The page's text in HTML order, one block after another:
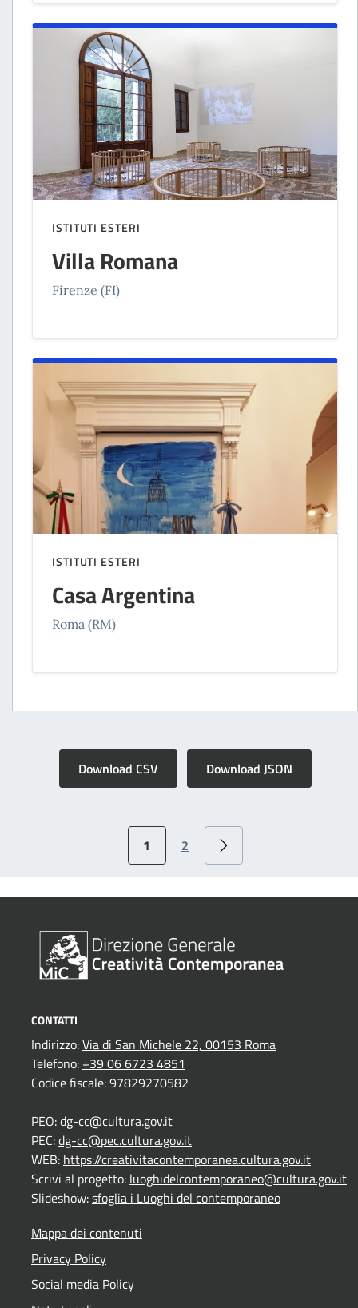
ISTITUTI ESTERI
Villa Romana
Firenze (FI)
ISTITUTI ESTERI
Casa Argentina
Roma (RM)
Download CSV Download JSON
1 2
CONTATTI
Indirizzo:Via di San Michele 22, 00153 Roma
Telefono: +39 06 6723 4851
Codice fiscale: 97829270582
PEO:dg-cc@cultura.gov.it
PEC:dg-cc@pec.cultura.gov.it
WEB: https://creativitacontemporanea.cultura.gov.it
Scrivi al progetto: luoghidelcontemporaneo@cultura.gov.it
Slideshow:sfoglia i Luoghi del contemporaneo
Mappa dei contenuti
Privacy Policy
Social media Policy